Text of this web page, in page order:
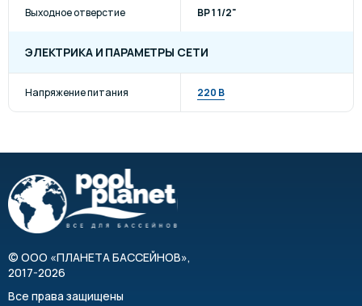
Выходное отверстие ВР 1 1/2"
ЭЛЕКТРИКА И ПАРАМЕТРЫ СЕТИ
Напряжение питания 220 В
© ООО «ПЛАНЕТА БАССЕЙНОВ»,
2017-2026
Все права защищены